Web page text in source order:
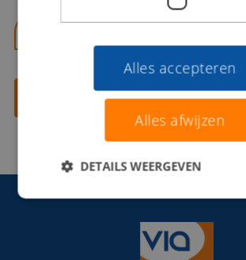
Contact opnemen
Alles accepteren
Alles afwijzen
DETAILS WEERGEVEN